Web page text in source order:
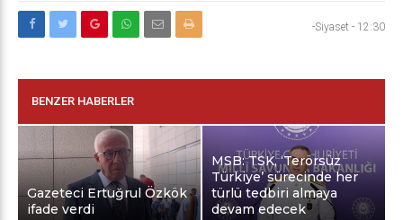
-Siyaset - 12:30
BENZER HABERLER
Gazeteci Ertuğrul Özkök
ifade verdi
MSB: TSK, ‘Terörsüz
Türkiye’ sürecinde her
türlü tedbiri almaya
devam edecek